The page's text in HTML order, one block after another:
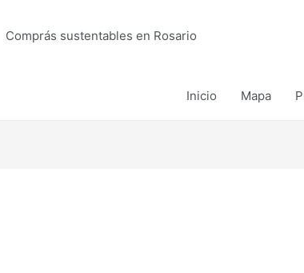
Comprás sustentables en Rosario
Inicio Mapa